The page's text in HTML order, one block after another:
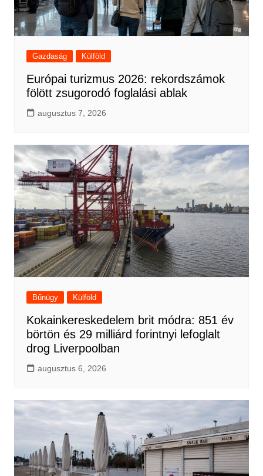
Gazdaság Külföld
Európai turizmus 2026: rekordszámok
fölött zsugorodó foglalási ablak
augusztus 7, 2026
Bűnügy Külföld
Kokainkereskedelem brit módra: 851 év
börtön és 29 milliárd forintnyi lefoglalt
drog Liverpoolban
augusztus 6, 2026